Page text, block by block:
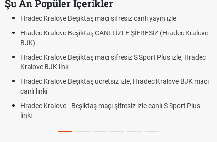
Şu An Popüler İçerikler
izle
Kralove
izle, Hradec
BJK maçı
S Sport Plus
Hradec Kralove - Beşiktaş maçı şifresiz izle canlı
Hradec Kralove Beşiktaş maçı şifresiz tv100 izle,
Trivela Nedir? Trivela Vuruşu Nasıl Yapılır?
Röveşata Nedir? Röveşata Vuruşu Nasıl Yapılır?
Plonjon Nedir? Kalecilikte Plonjon Hareketi Nasıl